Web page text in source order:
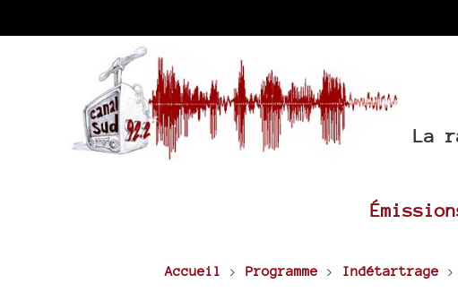
La
Accueil > Programme > Indétartrage >